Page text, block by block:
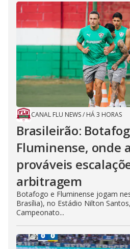
CANAL FLU NEWS/ HÁ 3 HORAS
Brasileirão:
Fluminense, onde
prováveis
arbitragem
Botafogo e Fluminense jogam
Brasília), no Estádio Nilton
Campeonato...